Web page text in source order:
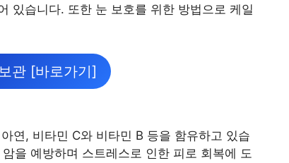
있습니다. 또한 눈 보호를 위한 방법으로 케일
관 [바로가기]
연, 비타민 C와 비타민 B 등을 함유하고 있습
을 예방하며 스트레스로 인한 피로 회복에 도